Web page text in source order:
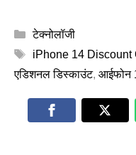
Categories
टेक्नोलॉजी
Tags
iPhone 14 Discount
एडिशनल डिस्काउंट, आईफोन